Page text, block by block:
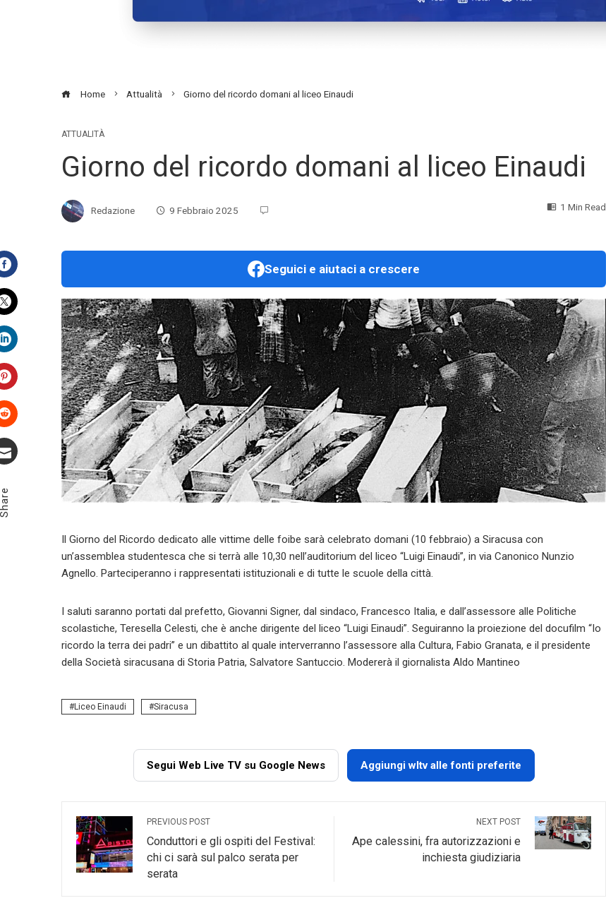
Home Attualità Giorno del ricordo domani al liceo Einaudi
ATTUALITÀ
Giorno del ricordo domani al liceo Einaudi
Redazione 9 Febbraio 2025 1 Min Read
Facebook
Twitter
LinkedIn
Pinterest
Stumbleupon
Seguici e aiutaci a crescere
Il Giorno del Ricordo dedicato alle vittime delle foibe sarà celebrato domani (10 febbraio) a Siracusa con
un’assemblea studentesca che si terrà alle 10,30 nell’auditorium del liceo “Luigi Einaudi”, in via Canonico Nunzio
Agnello. Parteciperanno i rappresentati istituzionali e di tutte le scuole della città.
I saluti saranno portati dal prefetto, Giovanni Signer, dal sindaco, Francesco Italia, e dall’assessore alle Politiche
scolastiche, Teresella Celesti, che è anche dirigente del liceo “Luigi Einaudi”. Seguiranno la proiezione del docufilm “Io
ricordo la terra dei padri” e un dibattito al quale interverranno l’assessore alla Cultura, Fabio Granata, e il presidente
della Società siracusana di Storia Patria, Salvatore Santuccio. Modererà il giornalista Aldo Mantineo
Liceo Einaudi Siracusa
Segui Web Live TV su Google News Aggiungi wltv alle fonti preferite
PREVIOUS POST
Conduttori e gli ospiti del Festival:
chi ci sarà sul palco serata per
serata
NEXT POST
Ape calessini, fra autorizzazioni e
inchiesta giudiziaria